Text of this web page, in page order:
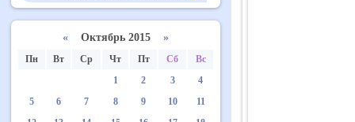
« Октябрь 2015 »
Пн Вт Ср Чт Пт Сб
Вс
1
2 3
4
5
6 7 8 9 10
11